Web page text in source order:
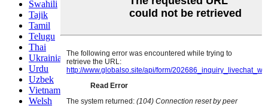
Swahili
Tajik
Tamil
Telugu
Thai
Ukrainian
Urdu
Uzbek
Vietnamese
Welsh